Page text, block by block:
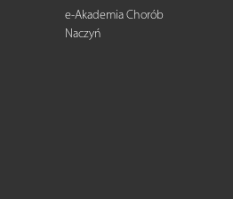
e-Akademia Chorób
Naczyń